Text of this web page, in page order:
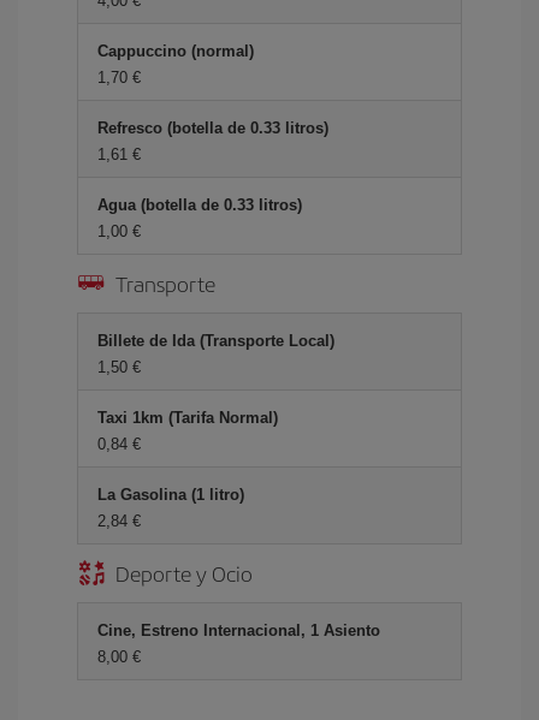
Cappuccino (normal)
1,70 €
Refresco (botella de 0.33 litros)
1,61 €
Agua (botella de 0.33 litros)
1,00 €
Transporte
Billete de Ida (Transporte Local)
1,50 €
Taxi 1km (Tarifa Normal)
0,84 €
La Gasolina (1 litro)
2,84 €
Deporte y Ocio
Cine, Estreno Internacional, 1 Asiento
8,00 €